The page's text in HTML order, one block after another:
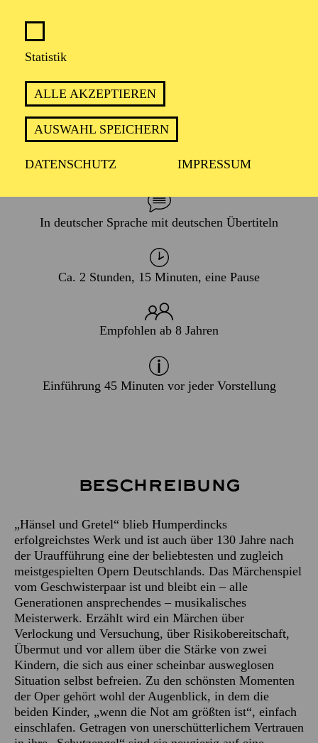
Statistik
ALLE AKZEPTIEREN
AUSWAHL SPEICHERN
DATENSCHUTZ IMPRESSUM
VERSUCHUNG FÜR DIE GANZE
PREMIERE
05. November 2017
29. November 2025
In deutscher Sprache mit deutschen Übertiteln
Ca. 2 Stunden, 15 Minuten, eine Pause
Empfohlen ab 8 Jahren
Einführung 45 Minuten vor jeder Vorstellung
Beschreibung
„Hänsel und Gretel“ blieb Humperdincks
erfolgreichstes Werk und ist auch über 130 Jahre nach
der Uraufführung eine der beliebtesten und zugleich
meistgespielten Opern Deutschlands. Das Märchenspiel
vom Geschwisterpaar ist und bleibt ein – alle
Generationen ansprechendes – musikalisches
Meisterwerk. Erzählt wird ein Märchen über
Verlockung und Versuchung, über Risikobereitschaft,
Übermut und vor allem über die Stärke von zwei
Kindern, die sich aus einer scheinbar ausweglosen
Situation selbst befreien. Zu den schönsten Momenten
der Oper gehört wohl der Augenblick, in dem die
beiden Kinder, „wenn die Not am größten ist“, einfach
einschlafen. Getragen von unerschütterlichem Vertrauen